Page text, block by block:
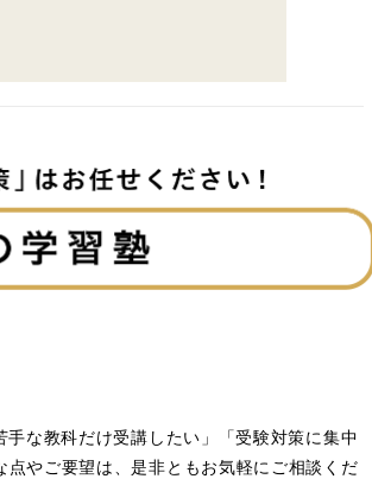
な教科だけ受講したい」「受験対策に集中
やご要望は、是非ともお気軽にご相談くだ